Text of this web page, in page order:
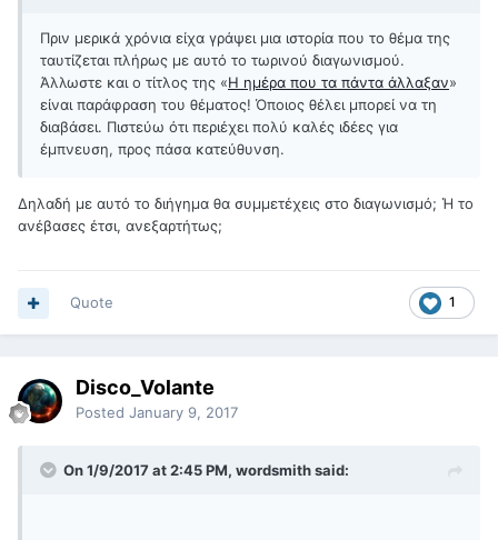
Πριν μερικά χρόνια είχα γράψει μια ιστορία που το θέμα της
ταυτίζεται πλήρως με αυτό το τωρινού διαγωνισμού.
Άλλωστε και ο τίτλος της «Η ημέρα που τα πάντα άλλαξαν»
είναι παράφραση του θέματος! Όποιος θέλει μπορεί να τη
διαβάσει. Πιστεύω ότι περιέχει πολύ καλές ιδέες για
έμπνευση, προς πάσα κατεύθυνση.
Δηλαδή με αυτό το διήγημα θα συμμετέχεις στο διαγωνισμό; Ή το
ανέβασες έτσι, ανεξαρτήτως;
1
Quote
Disco_Volante
Posted January 9, 2017
On 1/9/2017 at 2:45 PM, wordsmith said: